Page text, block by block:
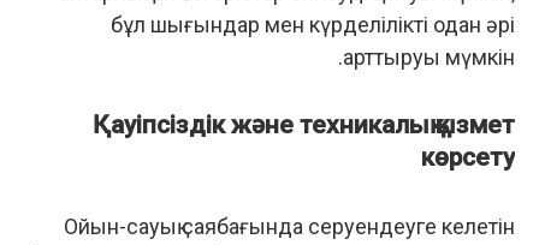
бұл шығындар мен күрделілікті одан әрі
арттыруы мүмкін.
Қауіпсіздік және техникалық қызмет
көрсету
Ойын-сауық саябағында серуендеуге келетін